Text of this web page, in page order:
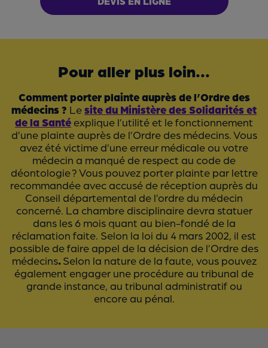
Pour aller plus loin...
Comment porter plainte auprès de l’Ordre des
médecins ? Lesite du Ministère des Solidarités et
de la Santé explique l’utilité et le fonctionnement
d’une plainte auprès de l’Ordre des médecins. Vous
avez été victime d’une erreur médicale ou votre
médecin a manqué de respect au code de
déontologie ? Vous pouvez porter plainte par lettre
recommandée avec accusé de réception auprès du
Conseil départemental de l’ordre du médecin
concerné. La chambre disciplinaire devra statuer
dans les 6 mois quant au bien-fondé de la
réclamation faite. Selon la loi du 4 mars 2002, il est
possible de faire appel de la décision de l’Ordre des
médecins.Selon la nature de la faute, vous pouvez
également engager une procédure au tribunal de
grande instance, au tribunal administratif ou
encore au pénal.